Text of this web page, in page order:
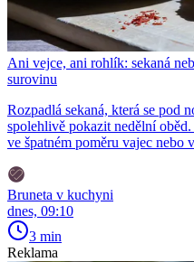
Ani vejce, ani rohlík: sekaná
surovinu
Rozpadlá sekaná, která se pod
spolehlivě pokazit nedělní
ve špatném poměru vajec nebo
Bruneta v kuchyni
dnes, 09:10
3 min
Reklama